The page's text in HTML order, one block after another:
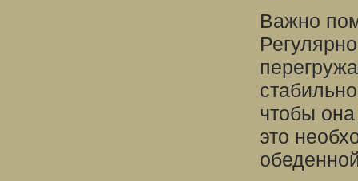
Важно
чтобы
это